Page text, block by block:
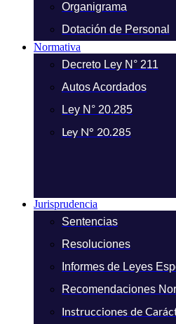
Organigrama
Dotación de Personal
Normativa
Decreto Ley N° 211
Autos Acordados
Ley N° 20.285
Ley N° 20.285
Jurisprudencia
Sentencias
Resoluciones
Informes de Leyes
Recomendaciones
Instrucciones de